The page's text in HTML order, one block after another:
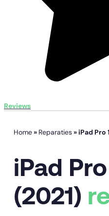
Reviews
Home » Reparaties »iPad Pro
iPad
(2021)